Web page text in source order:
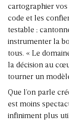
cartographier vos
code et les
testable ;
instrumenter la
tous. « Le
la décision au
tourner un
Que l’on parle
est moins
infiniment plus